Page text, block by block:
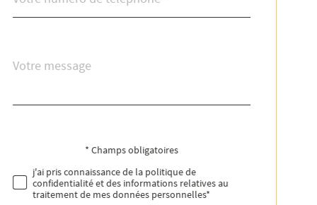
Fieldset
défaut
Message
*
Validation* Champs obligatoires
j'ai pris connaissance de la politique de
confidentialité et des informations relatives au
traitement de mes données personnelles*